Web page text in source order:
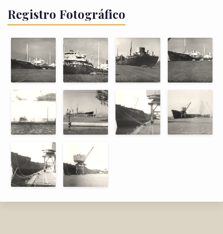
Registro Fotográfico